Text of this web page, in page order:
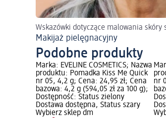
Wskazówki dotyczące malowania skóry
Makijaż pielęgnacyjny
Podobne produkty
Marka: EVELINE COSMETICS; Nazwa
produktu: Pomadka Kiss Me Quick
nr 05, 4,2 g; Cena: 24,95 zł; Cena
bazowa: 4,2 g (594,05 zł za 100 g);
Dostępność: Status zielony
Dostawa dostępna, Status szary
Wybierz sklep dm
nr